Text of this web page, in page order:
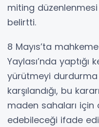
miting düzenlenmesi
belirtti.
8 Mayıs’ta
Yaylası’nda yaptığı
yürütmeyi durdurma
karşılandığı, bu
maden sahaları için
edebileceği ifade